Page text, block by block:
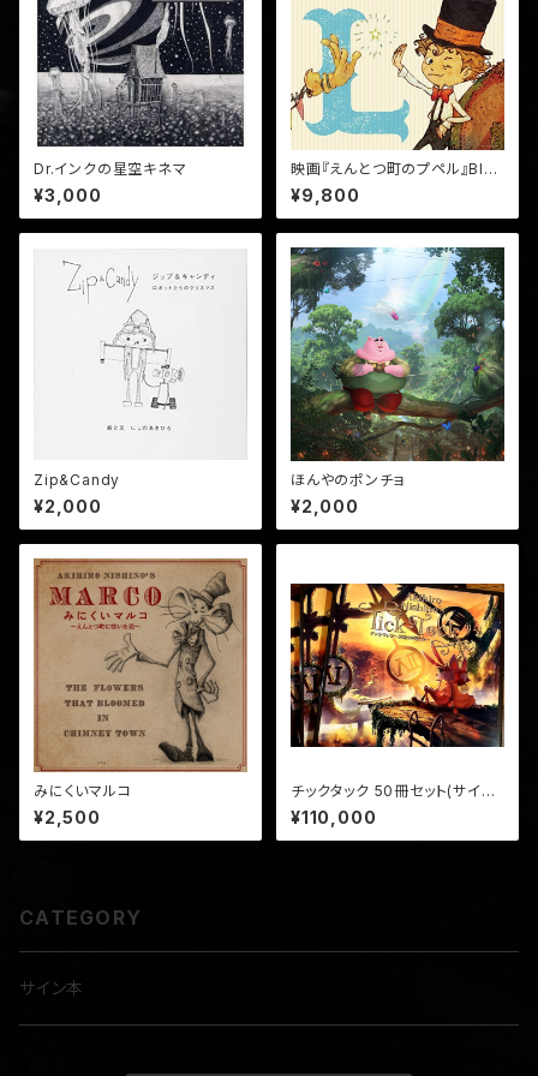
Dr.インクの星空キネマ
¥3,000
映画『えんとつ町のプペル』Blu-
ray (豪華版)
¥9,800
Zip&Candy
¥2,000
ほんやのポンチョ
¥2,000
みにくいマルコ
¥2,500
チックタック 50冊セット(サイン
入り・送料込み)
¥110,000
CATEGORY
サイン本